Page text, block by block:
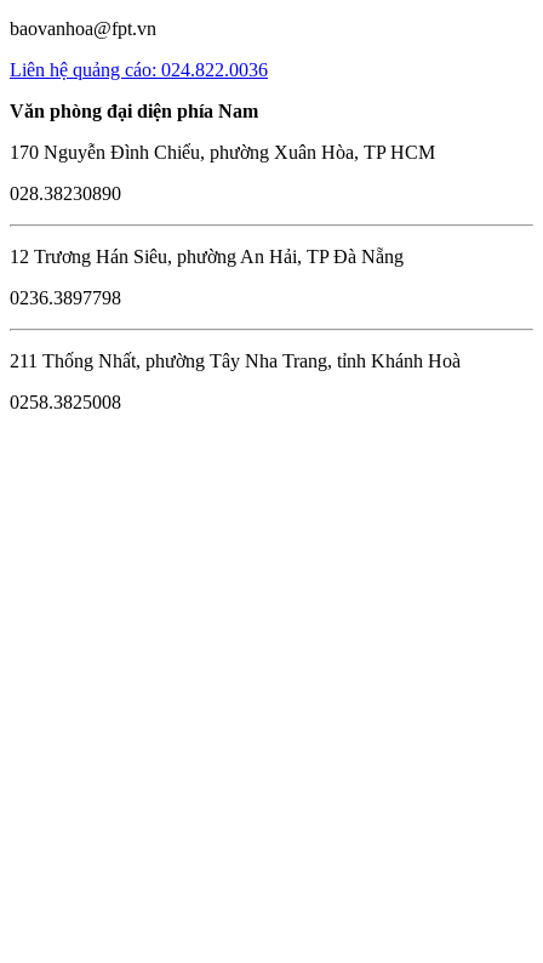
baovanhoa@fpt.vn
Liên hệ quảng cáo: 024.822.0036
Văn phòng đại diện phía Nam
170 Nguyễn Đình Chiểu, phường Xuân Hòa, TP HCM
028.38230890
12 Trương Hán Siêu, phường An Hải, TP Đà Nẵng
0236.3897798
211 Thống Nhất, phường Tây Nha Trang, tỉnh Khánh Hoà
0258.3825008